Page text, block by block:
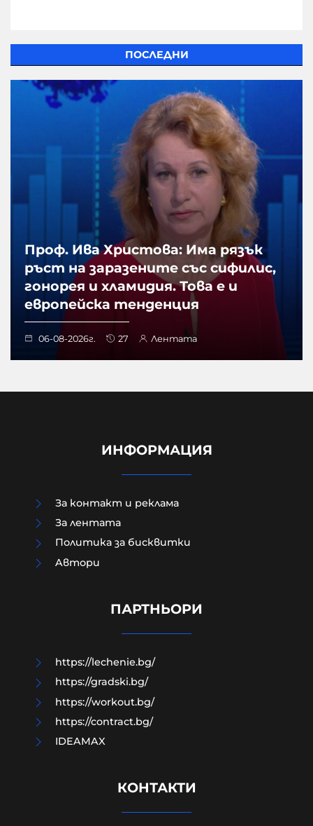
ПОСЛЕДНИ
Проф. Ива Христова: Има рязък
ръст на заразените със сифилис,
гонорея и хламидия. Това е и
европейска тенденция
06-08-2026г. 27 Лентата
Модернизацията на бойната ни
години нехайство и саботажи
ИНФОРМАЦИЯ
За контакт и реклама
За лентата
Политика за бисквитки
Aвтори
ПАРТНЬОРИ
https://lechenie.bg/
https://gradski.bg/
https://workout.bg/
https://contract.bg/
IDEAMAX
КОНТАКТИ